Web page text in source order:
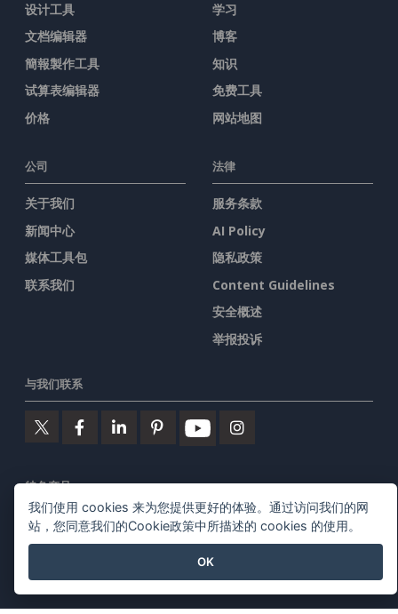
设计工具
文档编辑器
簡報製作工具
试算表编辑器
价格
学习
博客
知识
免费工具
网站地图
公司
关于我们
新闻中心
媒体工具包
联系我们
法律
服务条款
AI Policy
隐私政策
Content Guidelines
安全概述
举报投诉
与我们联系
特色产品
Visual Paradigm在线
我们使用 cookies 来为您提供更好的体验。通过访问我们的网
站，您同意我们的Cookie政策中所描述的 cookies 的使用。
OK